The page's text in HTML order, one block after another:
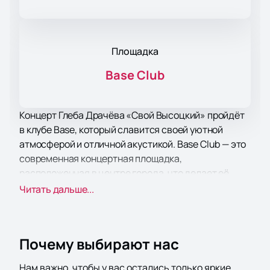
Площадка
Base Club
Концерт Глеба Драчёва «Свой Высоцкий» пройдёт
в клубе Base, который славится своей уютной
атмосферой и отличной акустикой. Base Club — это
современная концертная площадка,
расположенная в центре города, что делает её
удобной для посещения. В клубе предусмотрены
оборудование.
Читать дальше...
Почему выбирают нас